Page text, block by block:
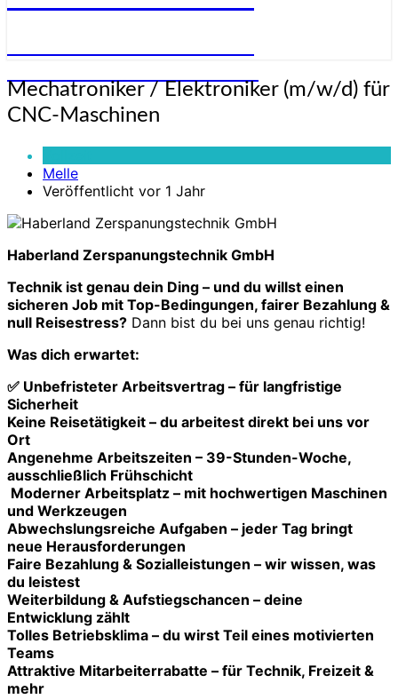
Mechatroniker
/
Elektroniker
CNC-
Maschinen
Mechatroniker / Elektroniker (m/w/d) für
CNC-Maschinen
Melle
Veröffentlicht vor 1 Jahr
Haberland Zerspanungstechnik GmbH
Technik ist genau dein Ding – und du willst einen
sicheren Job mit Top-Bedingungen, fairer Bezahlung &
null Reisestress? Dann bist du bei uns genau richtig!
Was dich erwartet:
✅ Unbefristeter Arbeitsvertrag – für langfristige
Sicherheit
Keine Reisetätigkeit – du arbeitest direkt bei uns vor
Ort
Angenehme Arbeitszeiten – 39-Stunden-Woche,
ausschließlich Frühschicht
Moderner Arbeitsplatz – mit hochwertigen Maschinen
und Werkzeugen
Abwechslungsreiche Aufgaben – jeder Tag bringt
neue Herausforderungen
Faire Bezahlung & Sozialleistungen – wir wissen, was
du leistest
Weiterbildung & Aufstiegschancen – deine
Entwicklung zählt
Tolles Betriebsklima – du wirst Teil eines motivierten
Teams
Attraktive Mitarbeiterrabatte – für Technik, Freizeit &
mehr